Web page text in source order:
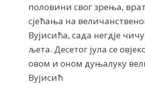
половини свог зрења,
сјећања на
Вујисића, сада негдје
љета. Десетог јула се
овом и оном дуњалуку
Вујисић